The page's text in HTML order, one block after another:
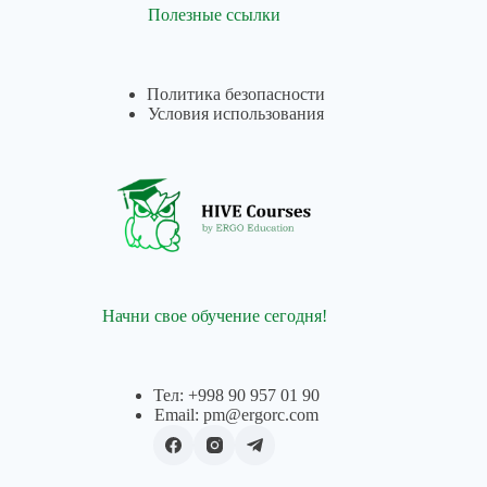
Полезные ссылки
Политика безопасности
Условия использования
Начни свое обучение сегодня!
Тел: +998 90 957 01 90
Email: pm@ergorc.com